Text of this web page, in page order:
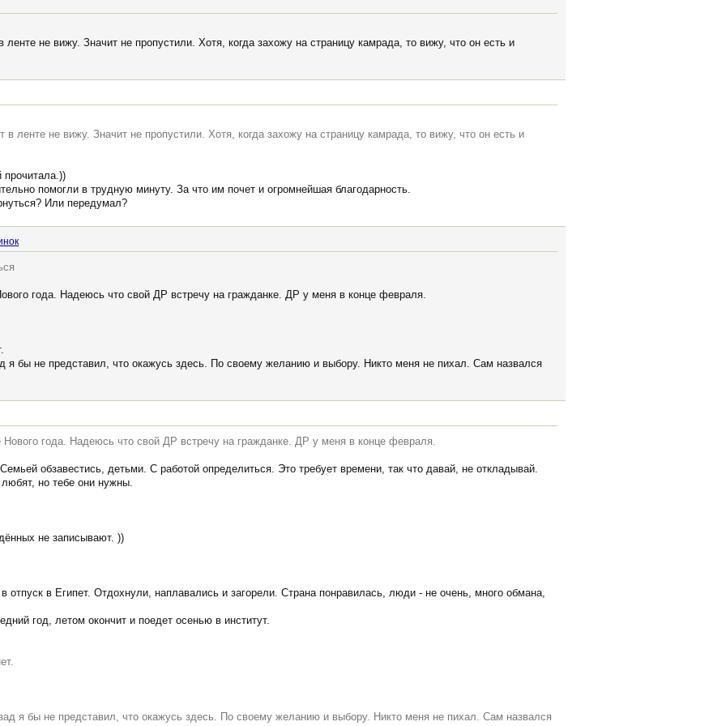
не вижу. Значит не пропустили. Хотя, когда захожу на страницу камрада, то вижу, что он есть и
ленте не вижу. Значит не пропустили. Хотя, когда захожу на страницу камрада, то вижу, что он есть и
прочитала.))
помогли в трудную минуту. За что им почет и огромнейшая благодарность.
Или передумал?
года. Надеюсь что свой ДР встречу на гражданке. ДР у меня в конце февраля.
я бы не представил, что окажусь здесь. По своему желанию и выбору. Никто меня не пихал. Сам назвался
года. Надеюсь что свой ДР встречу на гражданке. ДР у меня в конце февраля.
обзавестись, детьми. С работой определиться. Это требует времени, так что давай, не откладывай.
но тебе они нужны.
не записывают. ))
отпуск в Египет. Отдохнули, наплавались и загорели. Страна понравилась, люди - не очень, много обмана,
год, летом окончит и поедет осенью в институт.
я бы не представил, что окажусь здесь. По своему желанию и выбору. Никто меня не пихал. Сам назвался